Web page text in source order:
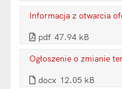
Informacja z otwarcia
pdf 47.94 kB
Ogłoszenie o zmianie
docx 12.05 kB